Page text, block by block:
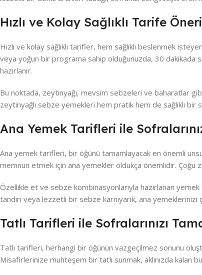
Hızlı ve Kolay Sağlıklı Tarife
Hızlı ve kolay sağlıklı tarifler, hem sağlıklı beslenmek
veya yoğun bir programa sahip olduğunuzda, 30 dakikada
hazırlanır.
Bu noktada, zeytinyağı, mevsim sebzeleri ve baharatlar
zeytinyağlı sebze yemekleri hem pratik hem de sağlıklı bir
Ana Yemek Tarifleri ile
Ana yemek tarifleri, bir öğünü tamamlayacak en önemli
memnun etmek için ana yemekler oldukça önemlidir.
Özellikle et ve sebze kombinasyonlarıyla hazırlanan
tandırı veya lezzetli bir sebze karnıyarık, ana yemeklerinizi
Tatlı Tarifleri ile Sofralarınızı
Tatlı tarifleri, herhangi bir öğünün vazgeçilmez sonunu
Misafirlerinize muhteşem bir tatlı sunmak, aklınızda kalan bu